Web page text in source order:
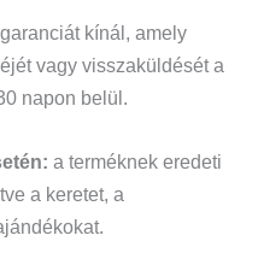
kínál, amely
vagy visszaküldését a
napon belül.
a terméknek eredeti
a keretet, a